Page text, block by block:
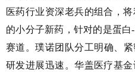
医药行业资深老兵的组合，
的小分子新药，针对的是蛋
赛道。璞诺团队分工明确、
研发进展迅速。华盖医疗基